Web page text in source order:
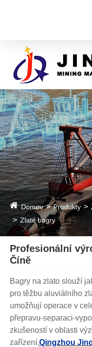
Domov Produkty
Zlaté bagry
Profesionální
Číně
Bagry na zlato slouží
pro těžbu aluviálního
umožňují operace v
přepravu-separaci-
zkušeností v oblasti
zařízení,Qingzhou